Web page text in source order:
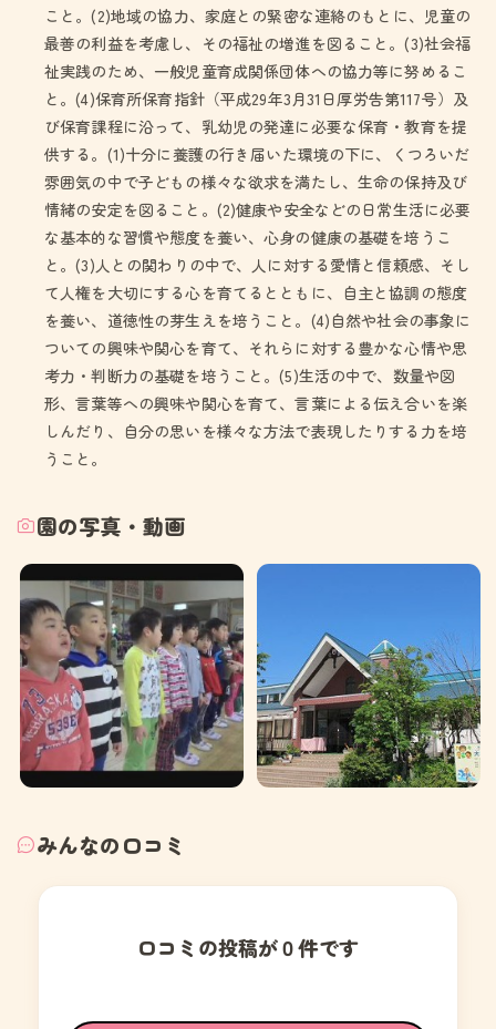
こと。(2)地域の協力、家庭との緊密な連絡のもとに、児童の
最善の利益を考慮し、その福祉の増進を図ること。(3)社会福
祉実践のため、一般児童育成関係団体への協力等に努めるこ
と。(4)保育所保育指針（平成29年3月31日厚労告第117号）及
び保育課程に沿って、乳幼児の発達に必要な保育・教育を提
供する。(1)十分に養護の行き届いた環境の下に、くつろいだ
雰囲気の中で子どもの様々な欲求を満たし、生命の保持及び
情緒の安定を図ること。(2)健康や安全などの日常生活に必要
な基本的な習慣や態度を養い、心身の健康の基礎を培うこ
と。(3)人との関わりの中で、人に対する愛情と信頼感、そし
て人権を大切にする心を育てるとともに、自主と協調の態度
を養い、道徳性の芽生えを培うこと。(4)自然や社会の事象に
ついての興味や関心を育て、それらに対する豊かな心情や思
考力・判断力の基礎を培うこと。(5)生活の中で、数量や図
形、言葉等への興味や関心を育て、言葉による伝え合いを楽
しんだり、自分の思いを様々な方法で表現したりする力を培
うこと。
園の写真・動画
みんなの口コミ
口コミの投稿が０件です